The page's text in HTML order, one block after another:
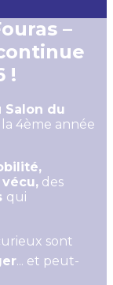
–
!
Salon du
4ème année
vécu, des
qui
sont
... et peut-